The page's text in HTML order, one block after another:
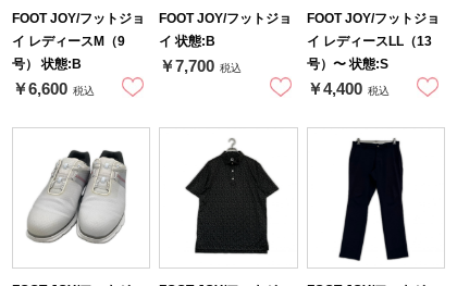
FOOT JOY/フットジョ
イ レディースM（9
号） 状態:B
￥6,600 税込
FOOT JOY/フットジョ
イ 状態:B
￥7,700 税込
FOOT JOY/フットジョ
イ レディースLL（13
号）〜 状態:S
￥4,400 税込